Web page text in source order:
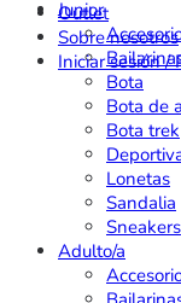
Junior
Bota
Bota de
Bota trek
Lonetas
Sandalia
Sneakers
Adulto/a
Outlet
Sobre nosotros
Iniciar sesión /